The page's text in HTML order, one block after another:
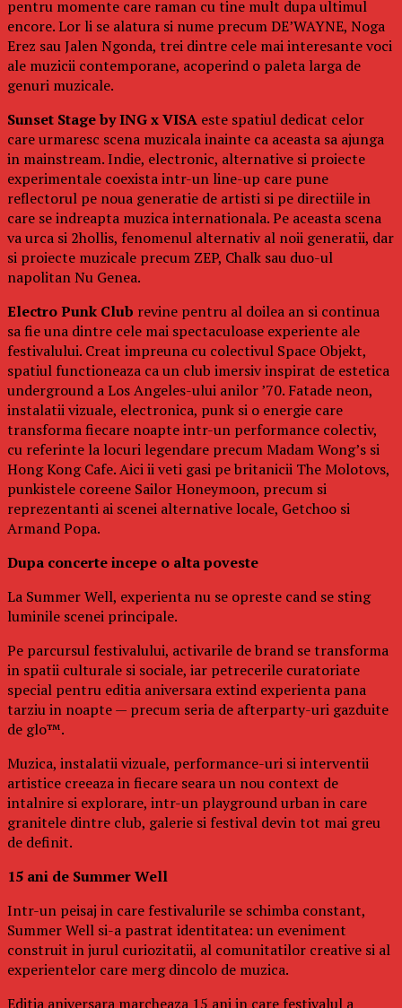
pentru momente care raman cu tine mult dupa ultimul
encore. Lor li se alatura si nume precum DE’WAYNE, Noga
Erez sau Jalen Ngonda, trei dintre cele mai interesante voci
ale muzicii contemporane, acoperind o paleta larga de
genuri muzicale.
Sunset Stage by ING x VISA este spatiul dedicat celor
care urmaresc scena muzicala inainte ca aceasta sa ajunga
in mainstream. Indie, electronic, alternative si proiecte
experimentale coexista intr-un line-up care pune
reflectorul pe noua generatie de artisti si pe directiile in
care se indreapta muzica internationala. Pe aceasta scena
va urca si 2hollis, fenomenul alternativ al noii generatii, dar
si proiecte muzicale precum ZEP, Chalk sau duo-ul
napolitan Nu Genea.
Electro Punk Club revine pentru al doilea an si continua
sa fie una dintre cele mai spectaculoase experiente ale
festivalului. Creat impreuna cu colectivul Space Objekt,
spatiul functioneaza ca un club imersiv inspirat de estetica
underground a Los Angeles-ului anilor ’70. Fatade neon,
instalatii vizuale, electronica, punk si o energie care
transforma fiecare noapte intr-un performance colectiv,
cu referinte la locuri legendare precum Madam Wong’s si
Hong Kong Cafe. Aici ii veti gasi pe britanicii The Molotovs,
punkistele coreene Sailor Honeymoon, precum si
reprezentanti ai scenei alternative locale, Getchoo si
Armand Popa.
Dupa concerte incepe o alta poveste
La Summer Well, experienta nu se opreste cand se sting
luminile scenei principale.
Pe parcursul festivalului, activarile de brand se transforma
in spatii culturale si sociale, iar petrecerile curatoriate
special pentru editia aniversara extind experienta pana
tarziu in noapte — precum seria de afterparty-uri gazduite
de glo™.
Muzica, instalatii vizuale, performance-uri si interventii
artistice creeaza in fiecare seara un nou context de
intalnire si explorare, intr-un playground urban in care
granitele dintre club, galerie si festival devin tot mai greu
de definit.
15 ani de Summer Well
Intr-un peisaj in care festivalurile se schimba constant,
Summer Well si-a pastrat identitatea: un eveniment
construit in jurul curiozitatii, al comunitatilor creative si al
experientelor care merg dincolo de muzica.
Editia aniversara marcheaza 15 ani in care festivalul a